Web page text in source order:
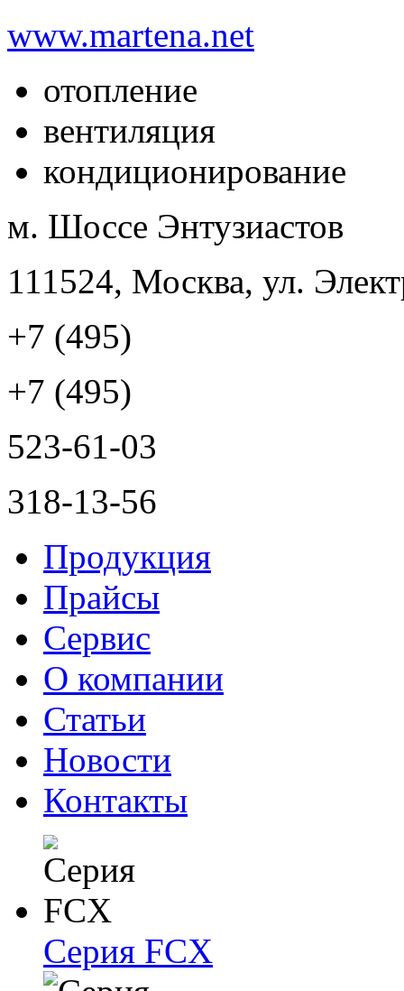
www.martena.net
отопление
вентиляция
кондиционирование
м. Шоссе Энтузиастов
111524, Москва, ул.
+7 (495)
+7 (495)
523-61-03
318-13-56
Продукция
Прайсы
Сервис
О компании
Статьи
Новости
Контакты
Серия FCX